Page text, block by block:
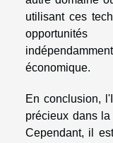
utilisant ces
économique.
En conclusion,
précieux dans
Cependant, il